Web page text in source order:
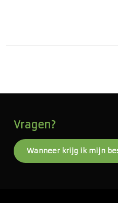
Vragen?
Wanneer krijg ik mijn